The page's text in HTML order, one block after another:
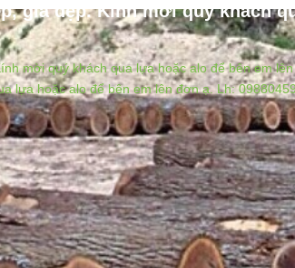
giá đẹp. Kính mời quý khách
mời quý khách qua lựa hoặc alo để bên em
lựa hoặc alo để bên em lên đơn ạ. Lh: